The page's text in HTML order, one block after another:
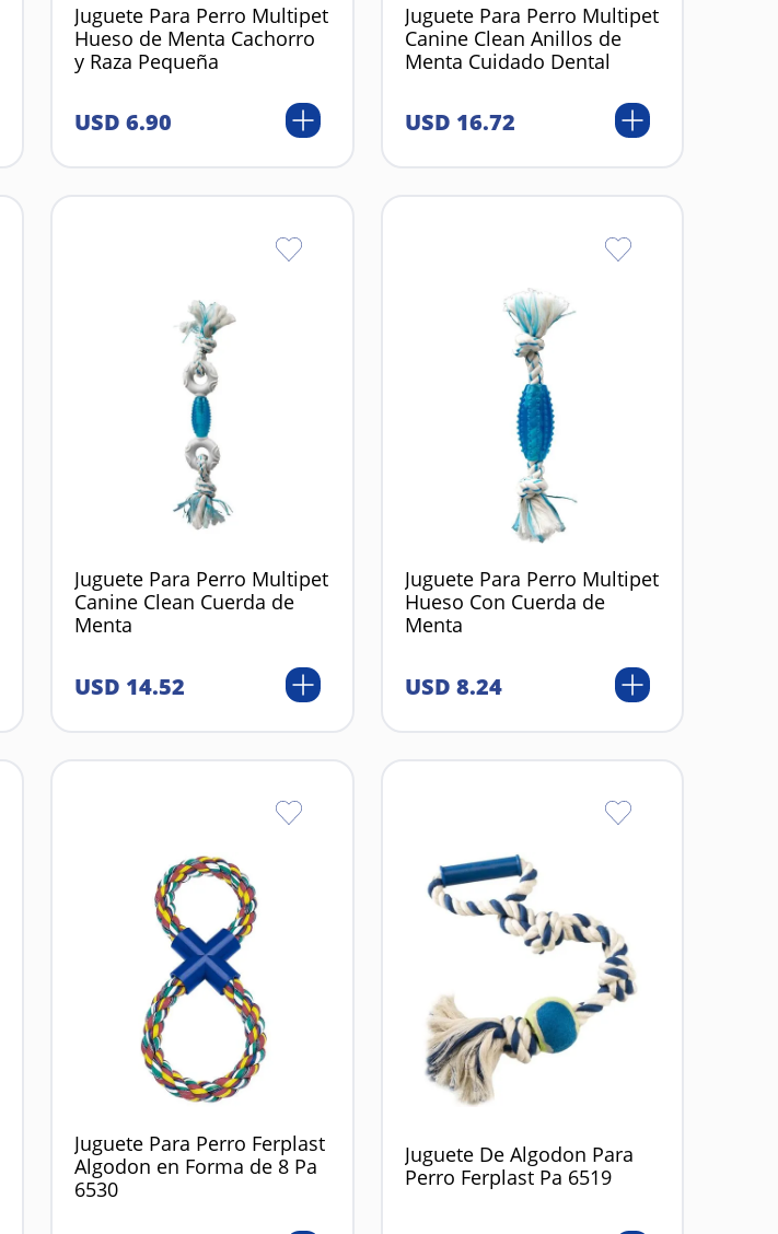
Juguete Para Perro Multipet
Hueso de Menta Cachorro
y Raza Pequeña
USD 6.90
Juguete Para Perro Multipet
Canine Clean Anillos de
Menta Cuidado Dental
USD 16.72
Juguete Para Perro Multipet
Canine Clean Cuerda de
Menta
USD 14.52
Juguete Para Perro Multipet
Hueso Con Cuerda de
Menta
USD 8.24
Juguete Para Perro Ferplast
Algodon en Forma de 8 Pa
6530
Juguete De Algodon Para
Perro Ferplast Pa 6519